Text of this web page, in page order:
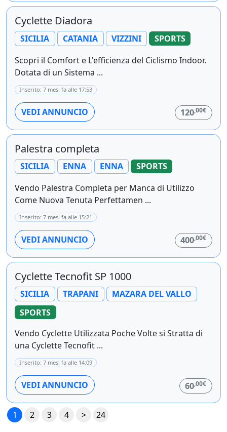
Cyclette Diadora
SICILIA CATANIA VIZZINI
SPORTS
Scopri il Comfort e L'efficienza del Ciclismo Indoor.
Dotata di un Sistema ...
Inserito: 7 mesi fa alle 17:53
VEDI ANNUNCIO 120,00€
Palestra completa
SICILIA ENNA ENNA
SPORTS
Vendo Palestra Completa per Manca di Utilizzo
Come Nuova Tenuta Perfettamen ...
Inserito: 7 mesi fa alle 15:21
VEDI ANNUNCIO 400,00€
Cyclette Tecnofit SP 1000
SICILIA TRAPANI
MAZARA DEL VALLO
SPORTS
Vendo Cyclette Utilizzata Poche Volte si Stratta di
una Cyclette Tecnofit ...
Inserito: 7 mesi fa alle 14:09
VEDI ANNUNCIO 60,00€
1 2 3 4 > 24